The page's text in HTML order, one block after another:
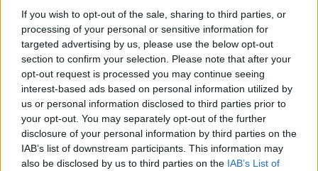
If you wish to opt-out of the sale, sharing to third parties, or
processing of your personal or sensitive information for
targeted advertising by us, please use the below opt-out
section to confirm your selection. Please note that after your
opt-out request is processed you may continue seeing
interest-based ads based on personal information utilized by
us or personal information disclosed to third parties prior to
your opt-out. You may separately opt-out of the further
disclosure of your personal information by third parties on the
IAB’s list of downstream participants. This information may
also be disclosed by us to third parties on the IAB’s List of
színárnyalatok csak nagyon ritkán adják vissza a
látottakat. Nyilvánvaló, hogy földi körülmények
között (laborban) behangolt kamera alkalmatlan
lenne a Mars színeit visszaadni, ugyanakkor
tudományos célokra is használhatatlan.
Többek között ezért sem küldenek a Marsra olyan
olcsó fényképezőgépet, amely bármelyik
hipermarketben kapható, és egyesek szerint ezzel
eldőlne a Mars színének kérdése. Nagyon nem, sőt